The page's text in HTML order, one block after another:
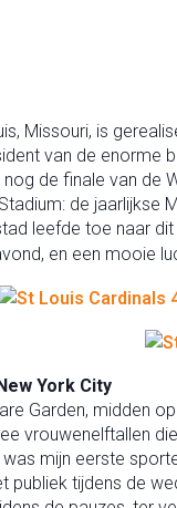
Missouri, is
van de enorme
de finale van de
de jaarlijkse
leefde toe naar
en een mooie
York City
Garden, midden
vrouwenelftallen
mijn eerste
publiek tijdens de